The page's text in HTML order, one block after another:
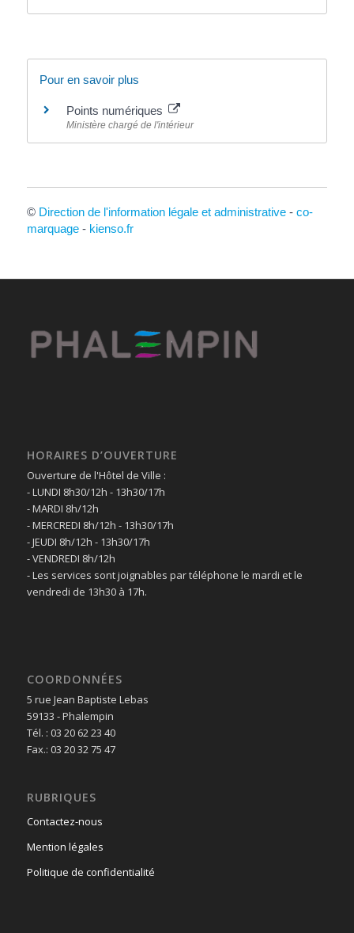
Pour en savoir plus
Points numériques
Ministère chargé de l'intérieur
© Direction de l'information légale et administrative- co-
marquage- kienso.fr
HORAIRES D’OUVERTURE
Ouverture de l'Hôtel de Ville :
- LUNDI 8h30/12h - 13h30/17h
- MARDI 8h/12h
- MERCREDI 8h/12h - 13h30/17h
- JEUDI 8h/12h - 13h30/17h
- VENDREDI 8h/12h
- Les services sont joignables par téléphone le mardi et le
vendredi de 13h30 à 17h.
COORDONNÉES
5 rue Jean Baptiste Lebas
59133 - Phalempin
Tél. : 03 20 62 23 40
Fax.: 03 20 32 75 47
RUBRIQUES
Contactez-nous
Mention légales
Politique de confidentialité